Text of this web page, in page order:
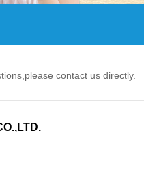
contact us directly.